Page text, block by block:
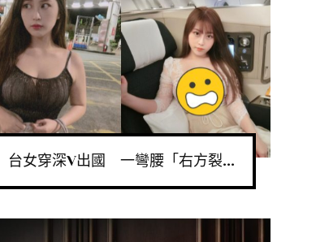
台女穿深V出國 一彎腰「右方裂...